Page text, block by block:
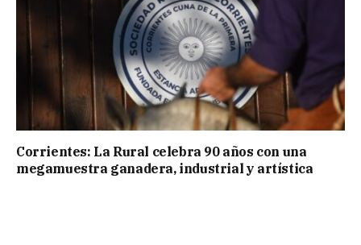
Corrientes: La Rural celebra 90 años con una
megamuestra ganadera, industrial y artística